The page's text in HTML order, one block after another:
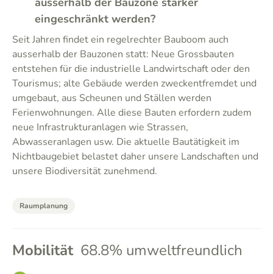
eingeschränkt werden?
Seit Jahren findet ein regelrechter Bauboom auch
ausserhalb der Bauzonen statt: Neue Grossbauten
entstehen für die industrielle Landwirtschaft oder den
Tourismus; alte Gebäude werden zweckentfremdet und
umgebaut, aus Scheunen und Ställen werden
Ferienwohnungen. Alle diese Bauten erfordern zudem
neue Infrastrukturanlagen wie Strassen,
Abwasseranlagen usw. Die aktuelle Bautätigkeit im
Nichtbaugebiet belastet daher unsere Landschaften und
unsere Biodiversität zunehmend.
Raumplanung
Mobilität 68.8% umweltfreundlich